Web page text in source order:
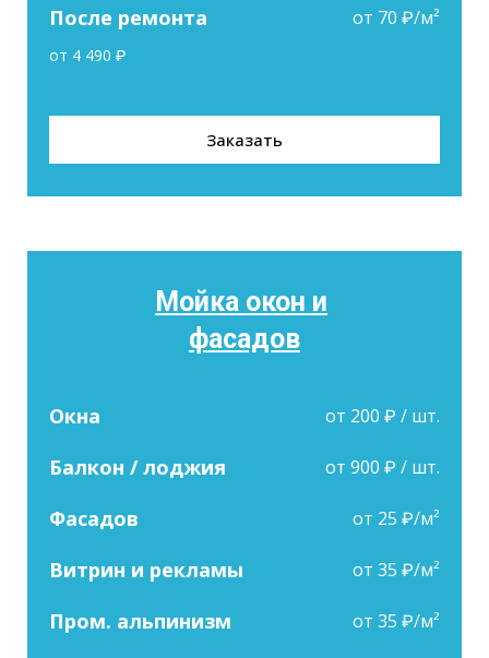
После ремонта от 70 ₽/м²
от 4 490 ₽
Заказать
Мойка окон и
фасадов
Окна от 200 ₽ / шт.
Балкон / лоджия от 900 ₽ / шт.
Фасадов от 25 ₽/м²
Витрин и рекламы от 35 ₽/м²
Пром. альпинизм от 35 ₽/м²